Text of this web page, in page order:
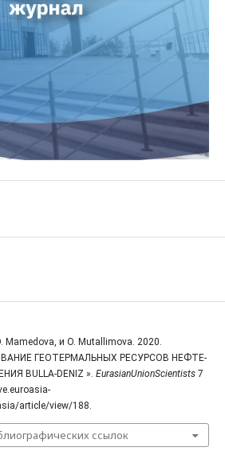
Mamedova, и O. Mutallimova. 2020.
ГЕОТЕРМАЛЬНЫХ РЕСУРСОВ НЕФТЕ-
BULLA-DENIZ ». EurasianUnionScientists 7
article/view/188.
ссылок